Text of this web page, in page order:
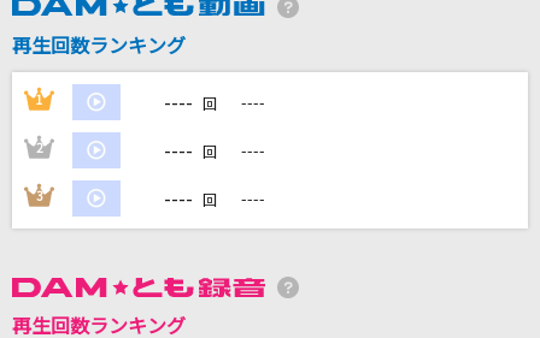
FEVER TIME
OddRe:
もっと見る
カラオケ最新情報をチェック！
DAMに会員登録・ログインして
再生回数ランキング
1 ---- 回 ----
2 ---- 回 ----
3 ---- 回 ----
再生回数ランキング